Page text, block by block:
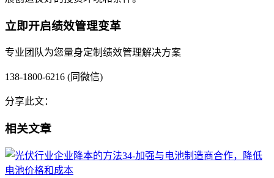
立即开启绩效管理变革
专业团队为您量身定制绩效管理解决方案
138-1800-6216 (同微信)
分享此文：
相关文章